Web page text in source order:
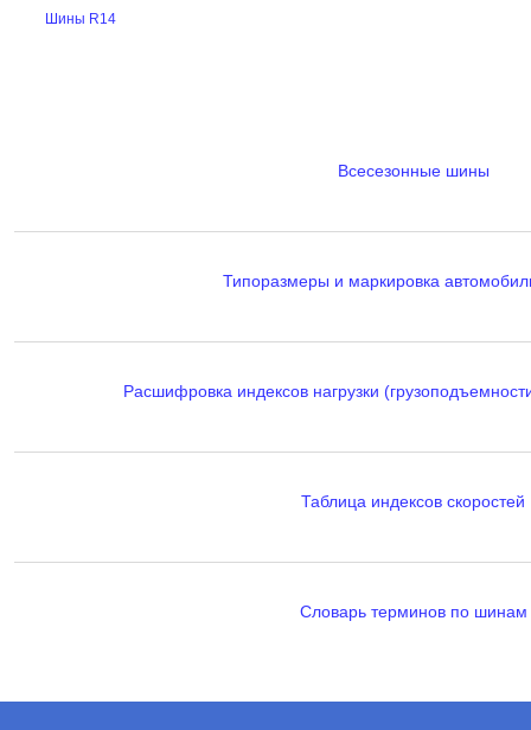
Шины R14
Всесезонные шины
Типоразмеры и маркировка
Расшифровка индексов нагрузки
Таблица индексов скоростей
Словарь терминов по шинам